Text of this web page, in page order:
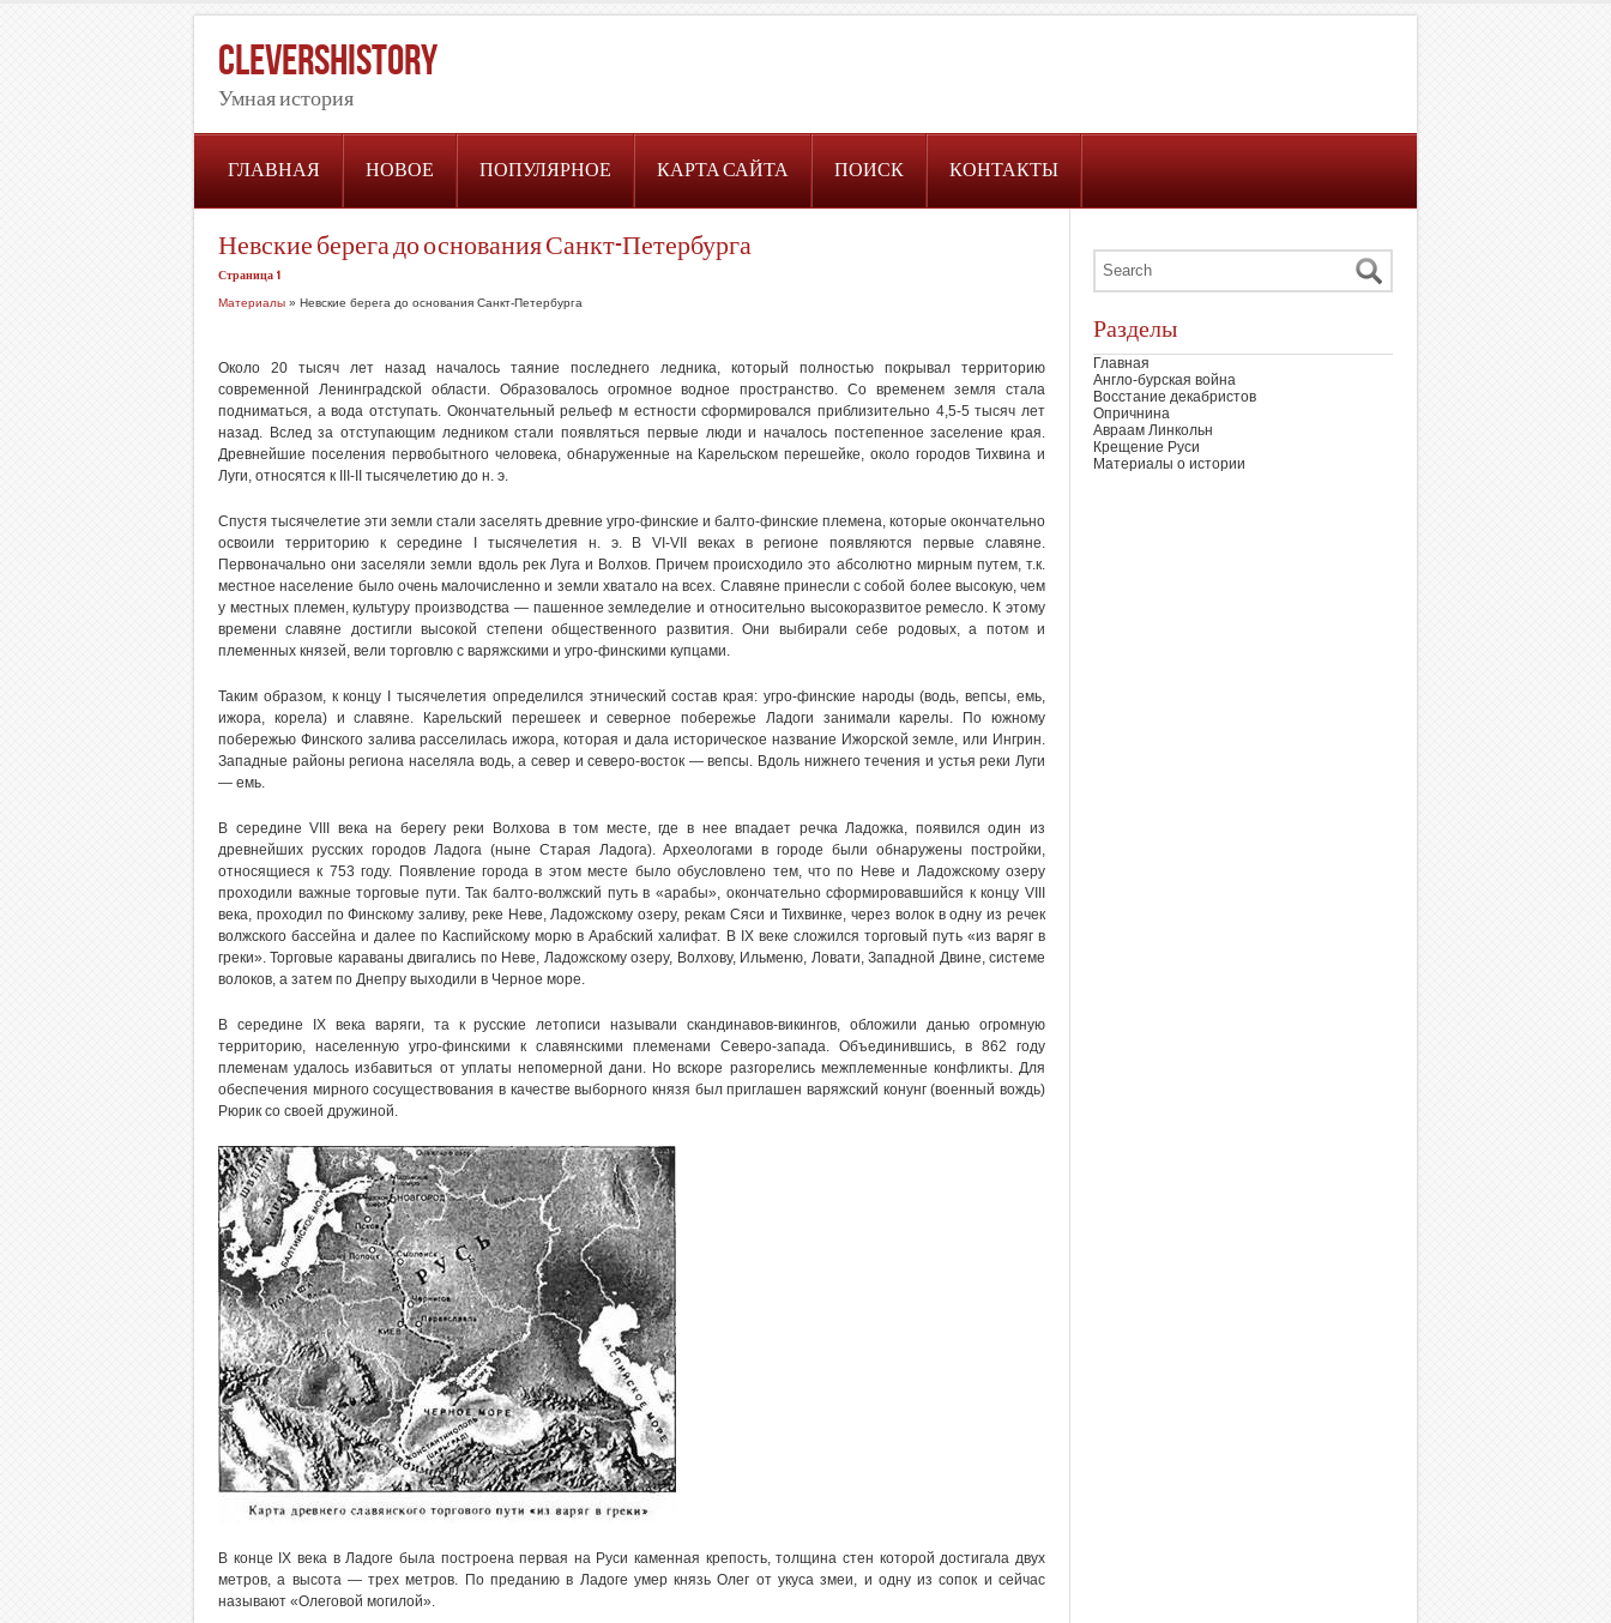
CleversHistory
Умная история
ГЛАВНАЯ НОВОЕ ПОПУЛЯРНОЕ КАРТА САЙТА ПОИСК КОНТАКТЫ
Невские берега до основания Санкт-Петербурга
Страница 1
Материалы » Невские берега до основания Санкт-Петербурга
Около 20 тысяч лет назад началось таяние последнего ледника, который полностью покрывал территорию
современной Ленинградской области. Образовалось огромное водное пространство. Со временем земля стала
подниматься, а вода отступать. Окончательный рельеф м естности сформировался приблизительно 4,5-5 тысяч лет
назад. Вслед за отступающим ледником стали появляться первые люди и началось постепенное заселение края.
Древнейшие поселения первобытного человека, обнаруженные на Карельском перешейке, около городов Тихвина и
Луги, относятся к III-II тысячелетию до н. э.
Спустя тысячелетие эти земли стали заселять древние угро-финские и балто-финские племена, которые окончательно
освоили территорию к середине I тысячелетия н. э. В VI-VII веках в регионе появляются первые славяне.
Первоначально они заселяли земли вдоль рек Луга и Волхов. Причем происходило это абсолютно мирным путем, т.к.
местное население было очень малочисленно и земли хватало на всех. Славяне принесли с собой более высокую, чем
у местных племен, культуру производства — пашенное земледелие и относительно высокоразвитое ремесло. К этому
времени славяне достигли высокой степени общественного развития. Они выбирали себе родовых, а потом и
племенных князей, вели торговлю с варяжскими и угро-финскими купцами.
Таким образом, к концу I тысячелетия определился этнический состав края: угро-финские народы (водь, вепсы, емь,
ижора, корела) и славяне. Карельский перешеек и северное побережье Ладоги занимали карелы. По южному
побережью Финского залива расселилась ижора, которая и дала историческое название Ижорской земле, или Ингрин.
Западные районы региона населяла водь, а север и северо-восток — вепсы. Вдоль нижнего течения и устья реки Луги
— емь.
В середине VIII века на берегу реки Волхова в том месте, где в нее впадает речка Ладожка, появился один из
древнейших русских городов Ладога (ныне Старая Ладога). Археологами в городе были обнаружены постройки,
относящиеся к 753 году. Появление города в этом месте было обусловлено тем, что по Неве и Ладожскому озеру
проходили важные торговые пути. Так балто-волжский путь в «арабы», окончательно сформировавшийся к концу VIII
века, проходил по Финскому заливу, реке Неве, Ладожскому озеру, рекам Сяси и Тихвинке, через волок в одну из речек
волжского бассейна и далее по Каспийскому морю в Арабский халифат. В IX веке сложился торговый путь «из варяг в
греки». Торговые караваны двигались по Неве, Ладожскому озеру, Волхову, Ильменю, Ловати, Западной Двине, системе
волоков, а затем по Днепру выходили в Черное море.
В середине IX века варяги, та к русские летописи называли скандинавов-викингов, обложили данью огромную
территорию, населенную угро-финскими к славянскими племенами Северо-запада. Объединившись, в 862 году
племенам удалось избавиться от уплаты непомерной дани. Но вскоре разгорелись межплеменные конфликты. Для
обеспечения мирного сосуществования в качестве выборного князя был приглашен варяжский конунг (военный вождь)
Рюрик со своей дружиной.
В конце IX века в Ладоге была построена первая на Руси каменная крепость, толщина стен которой достигала двух
метров, а высота — трех метров. По преданию в Ладоге умер князь Олег от укуса змеи, и одну из сопок и сейчас
называют «Олеговой могилой».
Разделы
Главная
Англо-бурская война
Восстание декабристов
Опричнина
Авраам Линкольн
Крещение Руси
Материалы о истории